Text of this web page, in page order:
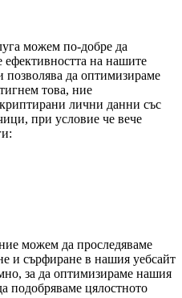
можем по-добре да
ефективността на нашите
позволява да оптимизираме
това, ние
лични данни със
при условие че вече
можем да проследяваме
и сърфиране в нашия уебсайт
за да оптимизираме нашия
подобряваме цялостното